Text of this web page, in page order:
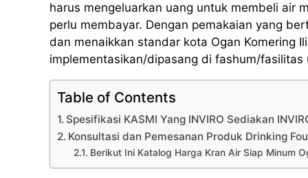
harus mengeluarkan uang untuk membeli air
perlu membayar. Dengan pemakaian yang
dan menaikkan standar kota Ogan Komering
implementasikan/dipasang di fashum/fasilitas
Table of Contents
Spesifikasi KASMI Yang INVIRO Sediakan
Konsultasi dan Pemesanan Produk Drinking
Berikut Ini Katalog Harga Kran Air Siap Minum